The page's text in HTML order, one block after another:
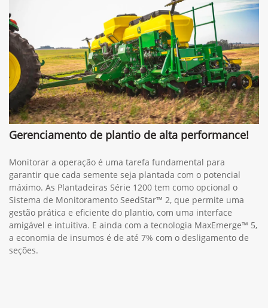
Gerenciamento de plantio de alta performance!
Monitorar a operação é uma tarefa fundamental para
garantir que cada semente seja plantada com o potencial
máximo. As Plantadeiras Série 1200 tem como opcional o
Sistema de Monitoramento SeedStar™ 2, que permite uma
gestão prática e eficiente do plantio, com uma interface
amigável e intuitiva. E ainda com a tecnologia MaxEmerge™ 5,
a economia de insumos é de até 7% com o desligamento de
seções.